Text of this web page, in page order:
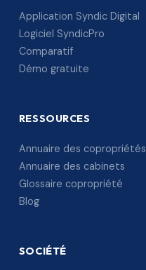
Application Syndic Digital
Logiciel SyndicPro
Comparatif
Démo gratuite
RESSOURCES
Annuaire des copropriétés
Annuaire des cabinets
Glossaire copropriété
Blog
SOCIÉTÉ